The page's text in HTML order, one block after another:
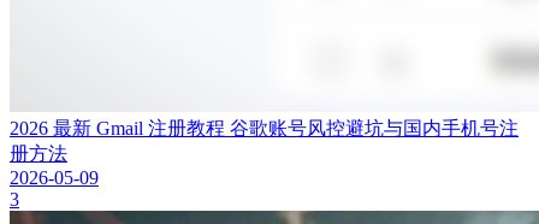
2026 最新 Gmail 注册教程 谷歌账号风控避坑与国内手机号注
册方法
2026-05-09
3